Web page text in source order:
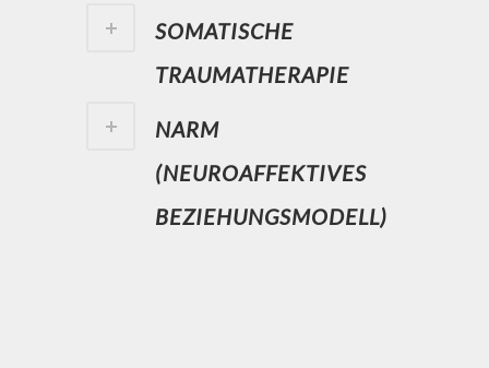
SOMATISCHE
TRAUMATHERAPIE
NARM
(NEUROAFFEKTIVES
BEZIEHUNGSMODELL)